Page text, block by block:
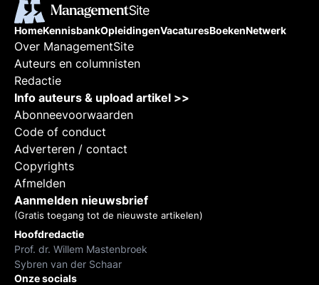
HomeKennisbankOpleidingenVacaturesBoekenNetwerk
Over ManagementSite
Auteurs en columnisten
Redactie
Info auteurs & upload artikel >>
Abonneevoorwaarden
Code of conduct
Adverteren / contact
Copyrights
Afmelden
Aanmelden nieuwsbrief
(Gratis toegang tot de nieuwste artikelen)
Hoofdredactie
Prof. dr. Willem Mastenbroek
Sybren van der Schaar
Onze socials